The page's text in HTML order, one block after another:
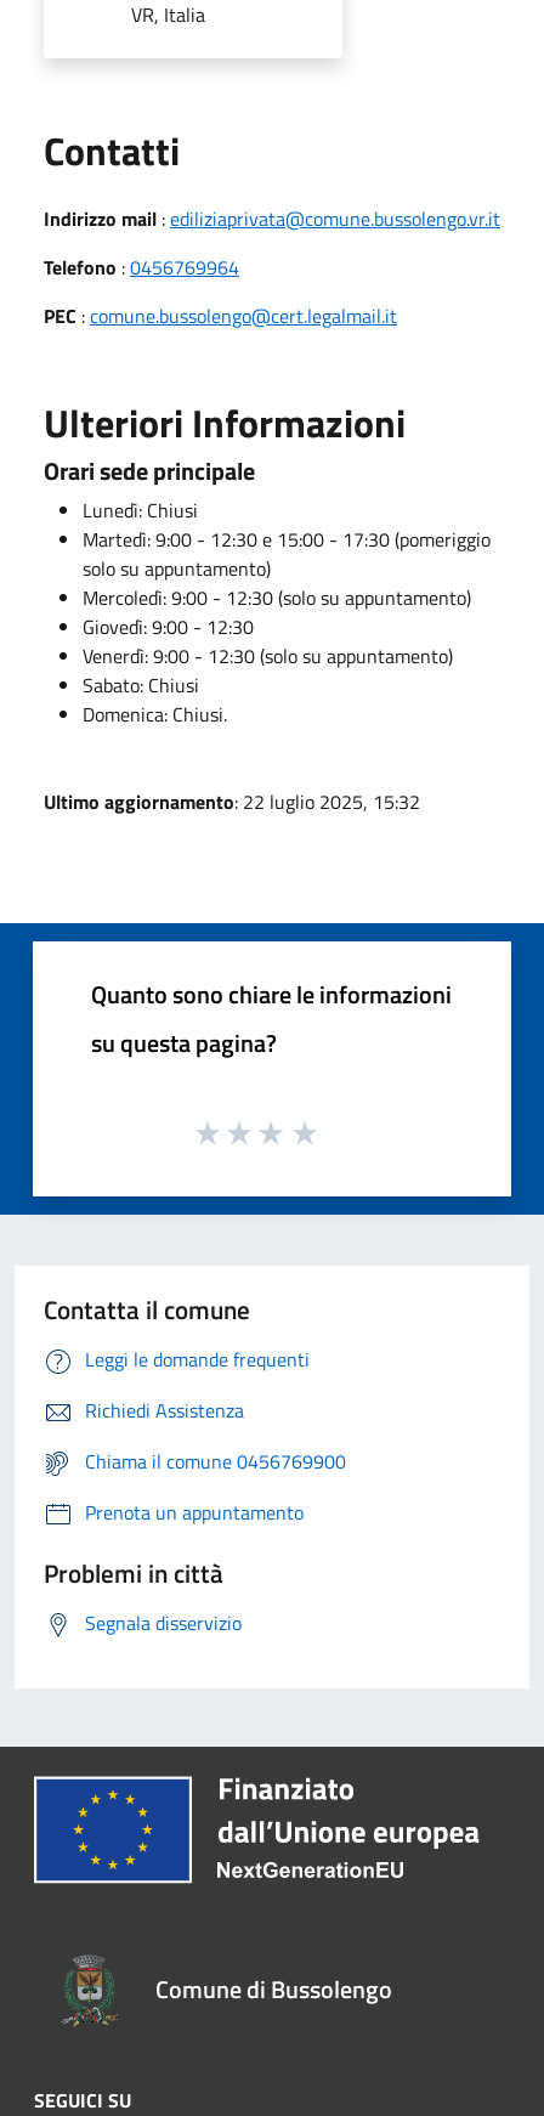
VR, Italia
Contatti
Indirizzo mail :ediliziaprivata@comune.bussolengo.vr.it
Telefono :0456769964
PEC :comune.bussolengo@cert.legalmail.it
Ulteriori Informazioni
Orari sede principale
Lunedì: Chiusi
Martedì: 9:00 - 12:30 e 15:00 - 17:30 (pomeriggio
solo su appuntamento)
Mercoledì: 9:00 - 12:30 (solo su appuntamento)
Giovedì: 9:00 - 12:30
Venerdì: 9:00 - 12:30 (solo su appuntamento)
Sabato: Chiusi
Domenica: Chiusi.
Ultimo aggiornamento: 22 luglio 2025, 15:32
Quanto sono chiare le informazioni
su questa pagina?
Contatta il comune
Leggi le domande frequenti
Richiedi Assistenza
Chiama il comune 0456769900
Prenota un appuntamento
Problemi in città
Segnala disservizio
Comune di Bussolengo
SEGUICI SU